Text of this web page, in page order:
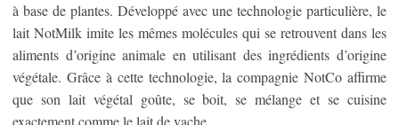
à base de plantes. Développé avec une technologie particulière, le
lait NotMilk imite les mêmes molécules qui se retrouvent dans les
aliments d’origine animale en utilisant des ingrédients d’origine
végétale. Grâce à cette technologie, la compagnie NotCo affirme
que son lait végétal goûte, se boit, se mélange et se cuisine
exactement comme le lait de vache.